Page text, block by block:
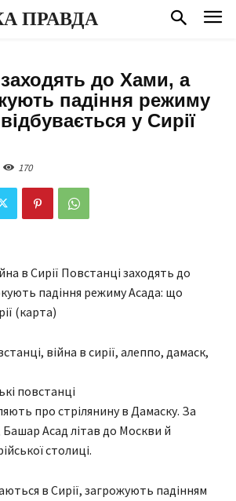
ПРАВДА
до Хами, а
падіння режиму
у Сирії
170
в Сирії Повстанці заходять до
падіння режиму Асада: що
(карта)
повстанці
про стрілянину в Дамаску. За
Асад літав до Москви й
столиці.
в Сирії, загрожують падінням